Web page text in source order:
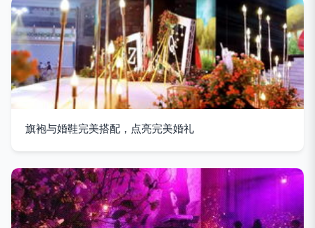
旗袍与婚鞋完美搭配，点亮完美婚礼